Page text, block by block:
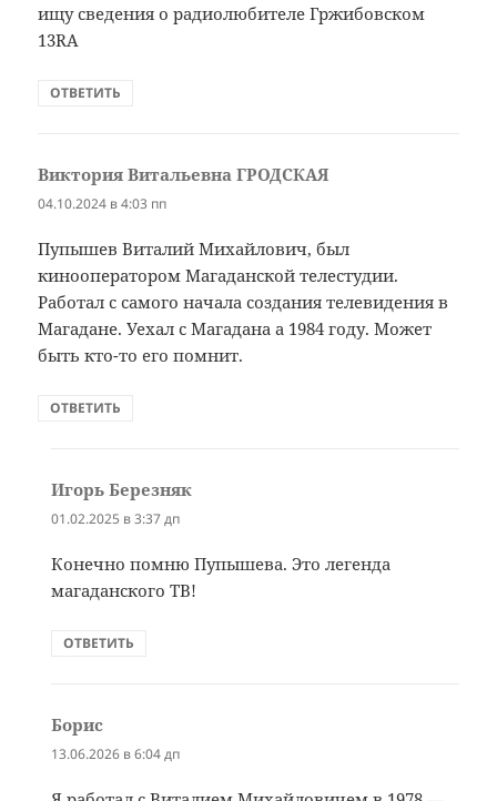
ищу сведения о радиолюбителе Гржибовском
13RA
ОТВЕТИТЬ
Виктория Витальевна ГРОДСКАЯ
04.10.2024 в 4:03 пп
Пупышев Виталий Михайлович, был
кинооператором Магаданской телестудии.
Работал с самого начала создания телевидения в
Магадане. Уехал с Магадана а 1984 году. Может
быть кто-то его помнит.
ОТВЕТИТЬ
Игорь Березняк
01.02.2025 в 3:37 дп
Конечно помню Пупышева. Это легенда
магаданского ТВ!
ОТВЕТИТЬ
Борис
13.06.2026 в 6:04 дп